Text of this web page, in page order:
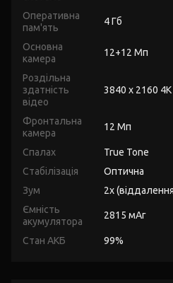
Оперативна
пам'ять
4 Гб
Основна
камера
12+12 Мп
Роздільна
здатність
відео
3840 x 2160 4K
Фронтальна
камера
12 Мп
Спалах
True Tone
Стабілізація
Оптична
Зум
2x
Ємність
акумулятора
2815 мАг
Стан АКБ 99%